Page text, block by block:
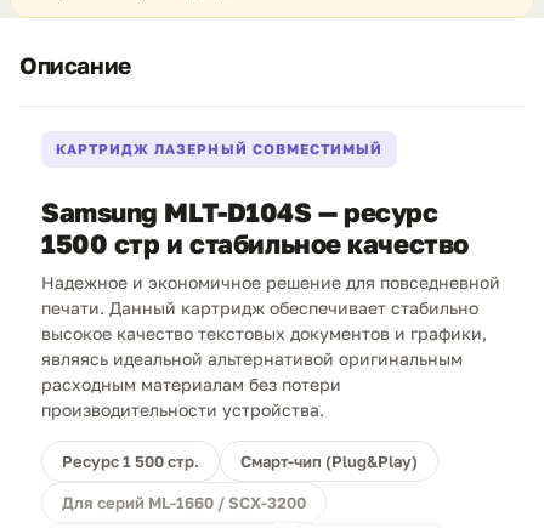
Описание
КАРТРИДЖ ЛАЗЕРНЫЙ СОВМЕСТИМЫЙ
Samsung MLT-D104S — ресурс
1500 стр и стабильное качество
Надежное и экономичное решение для повседневной
печати. Данный картридж обеспечивает стабильно
высокое качество текстовых документов и графики,
являясь идеальной альтернативой оригинальным
расходным материалам без потери
производительности устройства.
Ресурс 1 500 стр. Смарт-чип (Plug&Play)
Для серий ML-1660 / SCX-3200